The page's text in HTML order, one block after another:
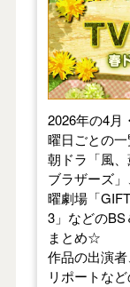
2026年の4月
曜日ごとの一
朝ドラ「風
ブラザーズ
曜劇場「
3」などの
まとめ☆
作品の出演
リポートな